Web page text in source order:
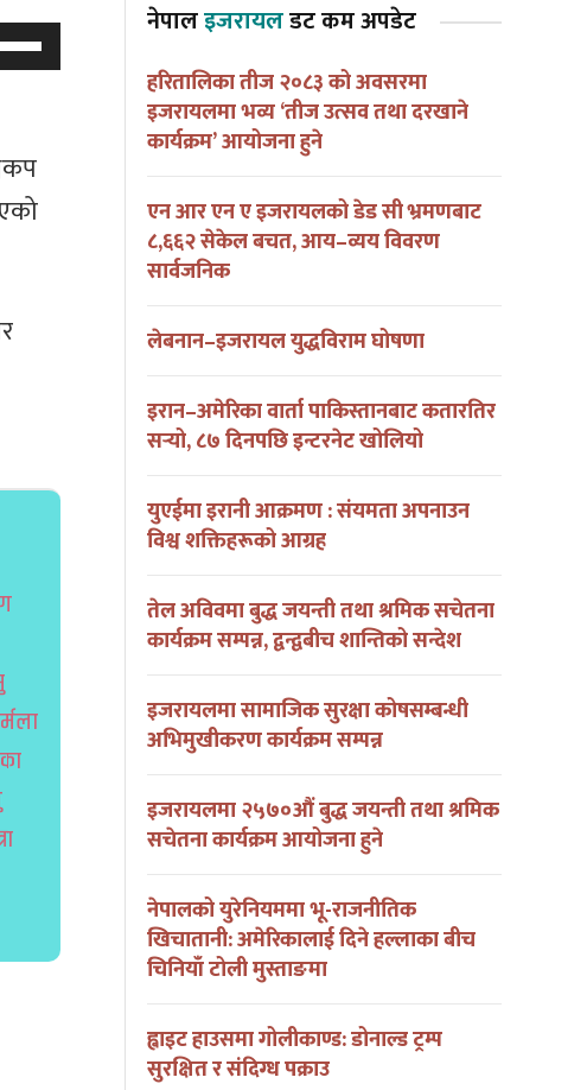
नेपालइजरायलडट कम अपडेट
हरितालिका तीज २०८३ को अवसरमा
इजरायलमा भव्य ‘तीज उत्सव तथा दरखाने
कार्यक्रम’ आयोजना हुने
एन आर एन ए इजरायलको डेड सी भ्रमणबाट
८,६६२ सेकेल बचत, आय–व्यय विवरण
सार्वजनिक
लेबनान–इजरायल युद्धविराम घोषणा
इरान–अमेरिका वार्ता पाकिस्तानबाट कतारतिर
सर्‍यो, ८७ दिनपछि इन्टरनेट खोलियो
युएईमा इरानी आक्रमण : संयमता अपनाउन
विश्व शक्तिहरूको आग्रह
तेल अविवमा बुद्ध जयन्ती तथा श्रमिक सचेतना
कार्यक्रम सम्पन्न, द्वन्द्वबीच शान्तिको सन्देश
इजरायलमा सामाजिक सुरक्षा कोषसम्बन्धी
अभिमुखीकरण कार्यक्रम सम्पन्न
इजरायलमा २५७०औं बुद्ध जयन्ती तथा श्रमिक
सचेतना कार्यक्रम आयोजना हुने
नेपालको युरेनियममा भू-राजनीतिक
खिचातानी: अमेरिकालाई दिने हल्लाका बीच
चिनियाँ टोली मुस्ताङमा
ह्वाइट हाउसमा गोलीकाण्ड: डोनाल्ड ट्रम्प
सुरक्षित र संदिग्ध पक्राउ